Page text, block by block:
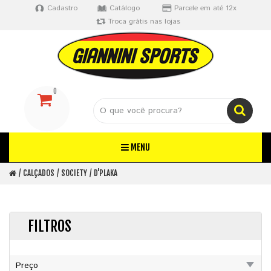
Cadastro Catálogo
Parcele em até 12x
Troca grátis nas lojas
0
MENU
CALÇADOS SOCIETY D'PLAKA
FILTROS
Preço